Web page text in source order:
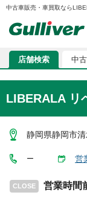
中古車販売・車買取なら
店舗検索 中
LIBERALA リ
静岡県静岡市
ー 営
CLOSE 営業時間